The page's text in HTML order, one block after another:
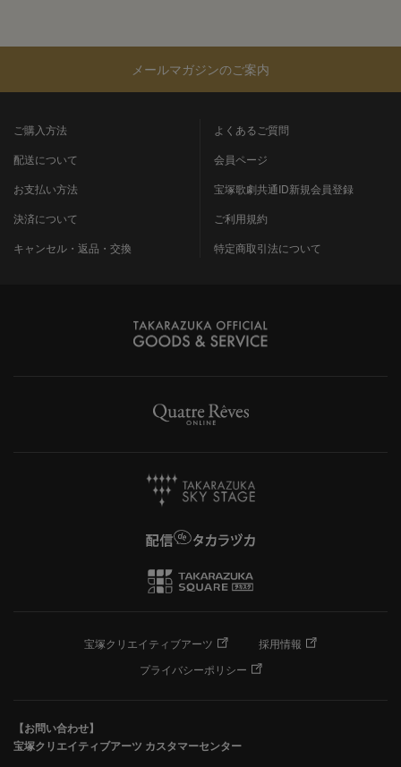
メールマガジンのご案内
ご購入方法
配送について
お支払い方法
決済について
キャンセル・返品・交換
よくあるご質問
会員ページ
宝塚歌劇共通ID新規会員登録
ご利用規約
特定商取引法について
宝塚クリエイティブアーツ
採用情報
プライバシーポリシー
【お問い合わせ】
宝塚クリエイティブアーツ カスタマーセンター